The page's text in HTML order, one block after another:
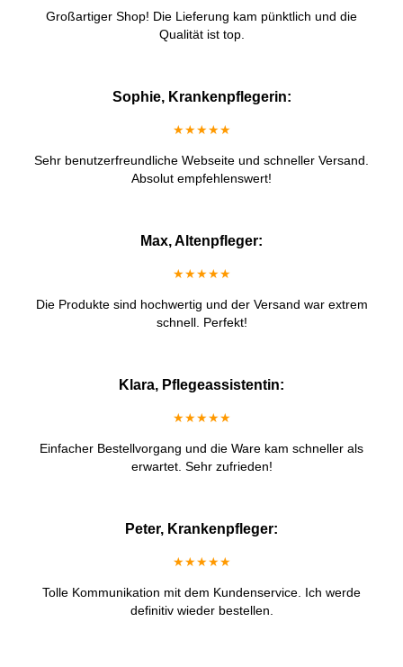
Großartiger Shop! Die Lieferung kam pünktlich und die
Qualität ist top.
Sophie, Krankenpflegerin:
★★★★★
Sehr benutzerfreundliche Webseite und schneller Versand.
Absolut empfehlenswert!
Max, Altenpfleger:
★★★★★
Die Produkte sind hochwertig und der Versand war extrem
schnell. Perfekt!
Klara, Pflegeassistentin:
★★★★★
Einfacher Bestellvorgang und die Ware kam schneller als
erwartet. Sehr zufrieden!
Peter, Krankenpfleger:
★★★★★
Tolle Kommunikation mit dem Kundenservice. Ich werde
definitiv wieder bestellen.